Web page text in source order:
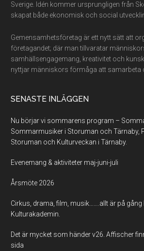
Sverige. Idén kommer ursprungligen från
skapat både ekonomisk och social
Gemensamhetsföretag är ett nytt sätt att
företagandet; där man tillvaratar
samhällsengagemang, kreativitet och
nyttjar människors förmåga att samarbeta
SENASTE INLÄGGEN
Nu börjar vi sommarens program –
Sommarmusiker i Storuman och Tärnaby,
Storuman och Kulturveckan i Tärnaby.
Evenemang & aktiviteter maj-juni-juli
Årsmöte 2026
Cirkus, drama, film, musik…….allt är på
Kulturakademin.
Det är mycket som händer v26. Affischer
sida